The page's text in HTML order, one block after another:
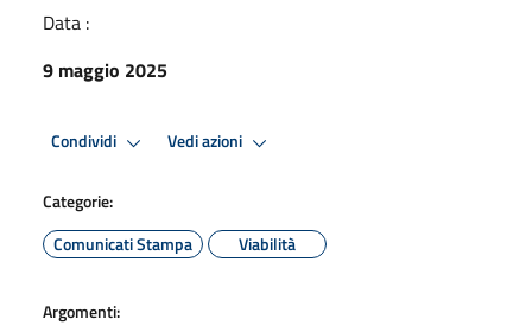
Data :
9 maggio 2025
Condividi Vedi azioni
Categorie:
Comunicati Stampa
Viabilità
Argomenti: